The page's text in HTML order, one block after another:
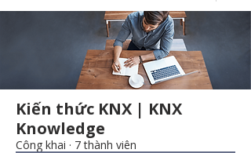
Kiến thức KNX | KNX
Knowledge
Công khai · 7 thành viên